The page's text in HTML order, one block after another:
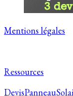
Mentions légales
Ressources